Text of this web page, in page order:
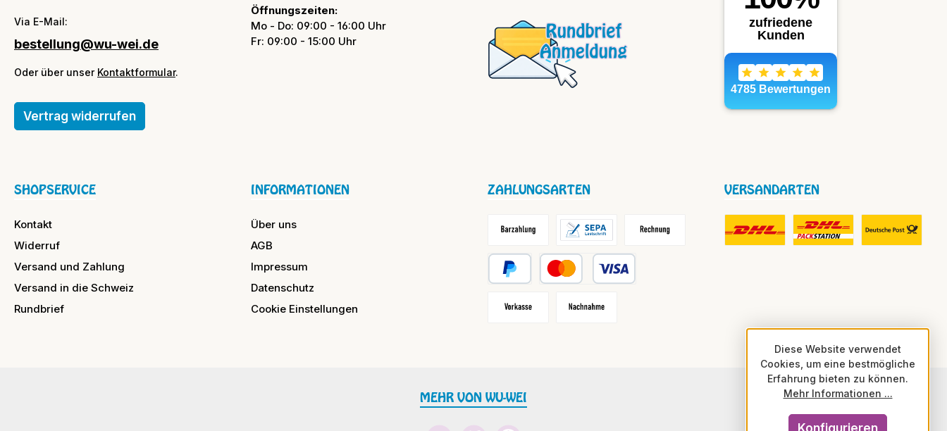
Via E-Mail:
bestellung@wu-wei.de
Oder über unser Kontaktformular.
Vertrag widerrufen
SHOPSERVICE
Kontakt
Widerruf
Versand und Zahlung
Versand in die Schweiz
Rundbrief
INFORMATIONEN
Über uns
AGB
Impressum
Datenschutz
Cookie Einstellungen
Öffnungszeiten:
Mo - Do: 09:00 - 16:00 Uhr
Fr: 09:00 - 15:00 Uhr
ZAHLUNGSARTEN
Lastschrift Rechnung
Barzahlung / Versandkostenfrei
VERSANDARTEN
MEHR VON WU-WEI
Diese Website verwendet
Cookies, um eine bestmögliche
Erfahrung bieten zu können.
Mehr Informationen ...
Konfigurieren